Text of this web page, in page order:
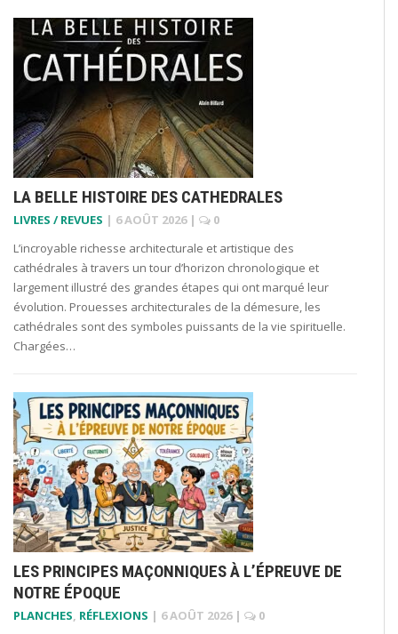
LA BELLE HISTOIRE DES CATHEDRALES
LIVRES / REVUES | 6 AOÛT 2026 |
0
L’incroyable richesse architecturale et artistique des
cathédrales à travers un tour d’horizon chronologique et
largement illustré des grandes étapes qui ont marqué leur
évolution. Prouesses architecturales de la démesure, les
cathédrales sont des symboles puissants de la vie spirituelle.
Chargées…
LES PRINCIPES MAÇONNIQUES À L’ÉPREUVE DE
NOTRE ÉPOQUE
PLANCHES, RÉFLEXIONS | 6 AOÛT 2026 |
0